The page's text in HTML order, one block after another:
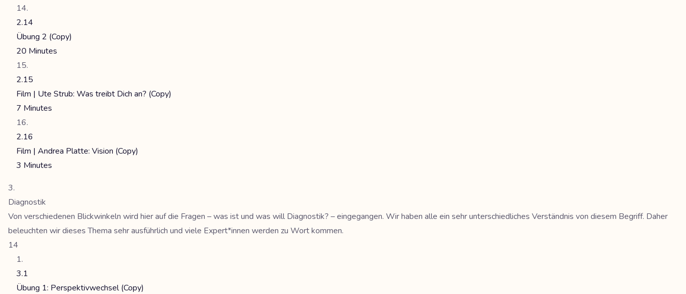
2.14
Übung 2 (Copy)
20 Minutes
2.15
Film | Ute Strub: Was treibt Dich an? (Copy)
7 Minutes
2.16
Film | Andrea Platte: Vision (Copy)
3 Minutes
Diagnostik
Von verschiedenen Blickwinkeln wird hier auf die Fragen – was ist und was will Diagnostik? – eingegangen. Wir haben alle ein sehr unterschiedliches Verständnis von diesem Begriff. Daher
beleuchten wir dieses Thema sehr ausführlich und viele Expert*innen werden zu Wort kommen.
14
3.1
Übung 1: Perspektivwechsel (Copy)